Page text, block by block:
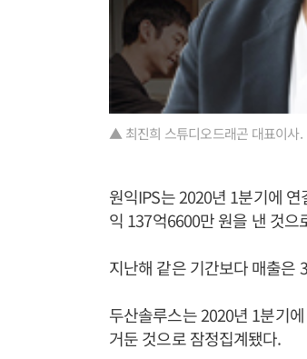
▲ 최진희 스튜디오드래곤 대표이사.
원익IPS는 2020년 1분기에
익 137억6600만 원을 낸 것으
지난해 같은 기간보다 매출은
두산솔루스는 2020년 1분기
거둔 것으로 잠정집계됐다.